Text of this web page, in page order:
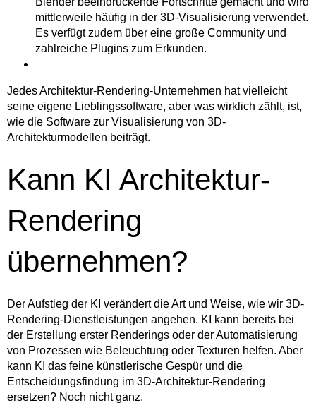
mittlerweile häufig in der 3D-Visualisierung verwendet.
Es verfügt zudem über eine große Community und
zahlreiche Plugins zum Erkunden.
Jedes Architektur-Rendering-Unternehmen hat vielleicht
seine eigene Lieblingssoftware, aber was wirklich zählt, ist,
wie die Software zur Visualisierung von 3D-
Architekturmodellen beiträgt.
Kann KI Architektur-
Rendering
übernehmen?
Der Aufstieg der KI verändert die Art und Weise, wie wir 3D-
Rendering-Dienstleistungen angehen. KI kann bereits bei
der Erstellung erster Renderings oder der Automatisierung
von Prozessen wie Beleuchtung oder Texturen helfen. Aber
kann KI das feine künstlerische Gespür und die
Entscheidungsfindung im 3D-Architektur-Rendering
ersetzen? Noch nicht ganz.